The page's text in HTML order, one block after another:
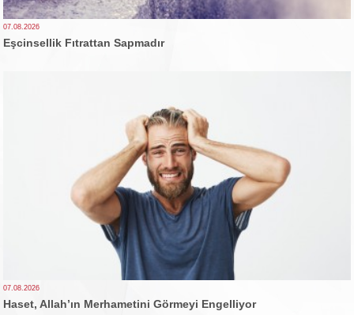
07.08.2026
Eşcinsellik Fıtrattan Sapmadır
07.08.2026
Haset, Allah’ın Merhametini Görmeyi Engelliyor